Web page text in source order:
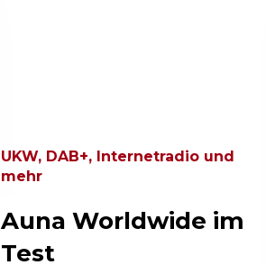
UKW, DAB+, Internetradio und
mehr
Auna Worldwide im
Test